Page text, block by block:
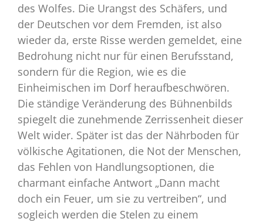
des Wolfes. Die Urangst des Schäfers, und
der Deutschen vor dem Fremden, ist also
wieder da, erste Risse werden gemeldet, eine
Bedrohung nicht nur für einen Berufsstand,
sondern für die Region, wie es die
Einheimischen im Dorf heraufbeschwören.
Die ständige Veränderung des Bühnenbilds
spiegelt die zunehmende Zerrissenheit dieser
Welt wider. Später ist das der Nährboden für
völkische Agitationen, die Not der Menschen,
das Fehlen von Handlungsoptionen, die
charmant einfache Antwort „Dann macht
doch ein Feuer, um sie zu vertreiben“, und
sogleich werden die Stelen zu einem